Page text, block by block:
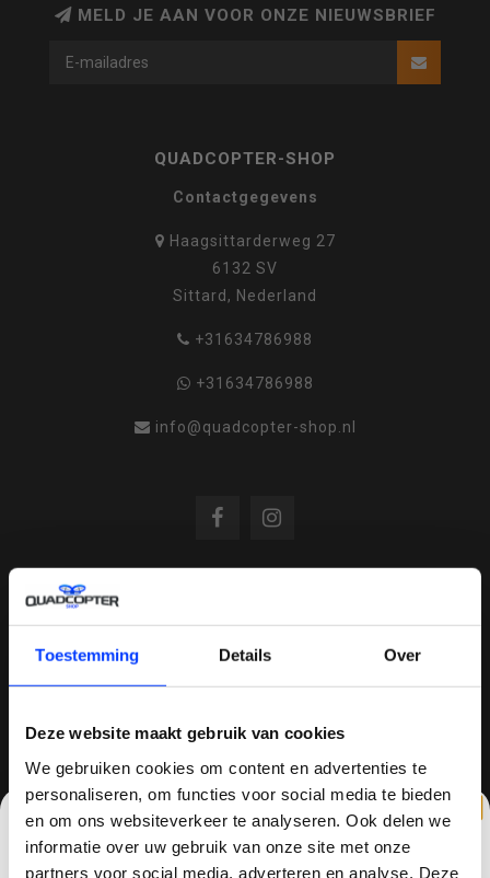
Toestemming Details Over
Deze website maakt gebruik van cookies
We gebruiken cookies om content en advertenties te
personaliseren, om functies voor social media te bieden
en om ons websiteverkeer te analyseren. Ook delen we
informatie over uw gebruik van onze site met onze
partners voor social media, adverteren en analyse. Deze
MELD JE AAN VOOR ONZE NIEUWSBRIEF
QUADCOPTER-SHOP
Contactgegevens
Haagsittarderweg 27
6132 SV
Sittard, Nederland
+31634786988
+31634786988
info@quadcopter-shop.nl
QUADCOPTER-SHOP.NL
Sinds 2014 is quadcopter-shop een bekende
speler op het gebied van drones, quadcopters,